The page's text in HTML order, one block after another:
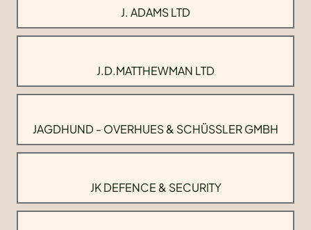
J. ADAMS LTD
J.D.MATTHEWMAN LTD
JAGDHUND - OVERHUES & SCHÜSSLER GMBH
JK DEFENCE & SECURITY